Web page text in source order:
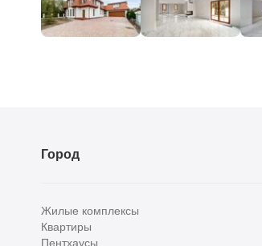
Город
Жилые комплексы
Квартиры
Пентхаусы